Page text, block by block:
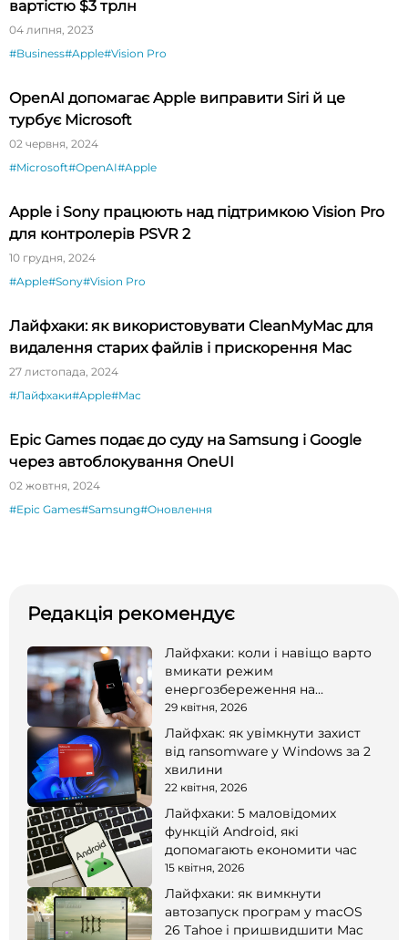
вартістю $3 трлн
04 липня, 2023
#Business#Apple#Vision Pro
OpenAI допомагає Apple виправити Siri й це
турбує Microsoft
02 червня, 2024
#Microsoft#OpenAI#Apple
Apple і Sony працюють над підтримкою Vision Pro
для контролерів PSVR 2
10 грудня, 2024
#Apple#Sony#Vision Pro
Лайфхаки: як використовувати CleanMyMac для
видалення старих файлів і прискорення Mac
27 листопада, 2024
#Лайфхаки#Apple#Mac
Epic Games подає до суду на Samsung і Google
через автоблокування OneUI
02 жовтня, 2024
#Epic Games#Samsung#Оновлення
Редакція рекомендує
Лайфхаки: коли і навіщо варто
вмикати режим
енергозбереження на
смартфоні
29 квітня, 2026
Лайфхак: як увімкнути захист
від ransomware у Windows за 2
хвилини
22 квітня, 2026
Лайфхаки: 5 маловідомих
функцій Android, які
допомагають економити час
15 квітня, 2026
Лайфхаки: як вимкнути
автозапуск програм у macOS
26 Tahoe і пришвидшити Mac